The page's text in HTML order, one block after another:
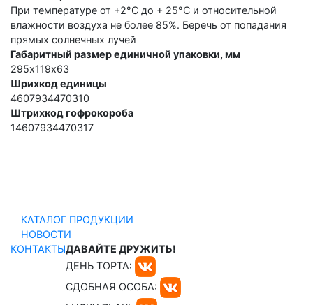
При температуре от +2°С до + 25°С и относительной
влажности воздуха не более 85%. Беречь от попадания
прямых солнечных лучей
Габаритный размер единичной упаковки, мм
295х119х63
Шрихкод единицы
4607934470310
Штрихкод гофрокороба
14607934470317
КАТАЛОГ ПРОДУКЦИИ
НОВОСТИ
КОНТАКТЫДАВАЙТЕ ДРУЖИТЬ!
ДЕНЬ ТОРТА:
СДОБНАЯ ОСОБА: